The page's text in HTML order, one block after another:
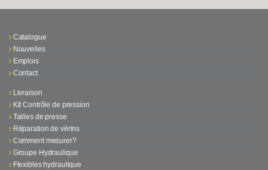
Catalogue
Nouvelles
Emplois
Contact
Livraison
Kit Contrôle de pression
Tailles de presse
Réparation de vérins
Comment mesurer?
Groupe Hydraulique
Flexibles hydraulique